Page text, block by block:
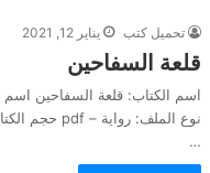
تحميل كتب يناير 12, 2021
قلعة السفاحين
اسم الكتاب: قلعة السفاحين
…